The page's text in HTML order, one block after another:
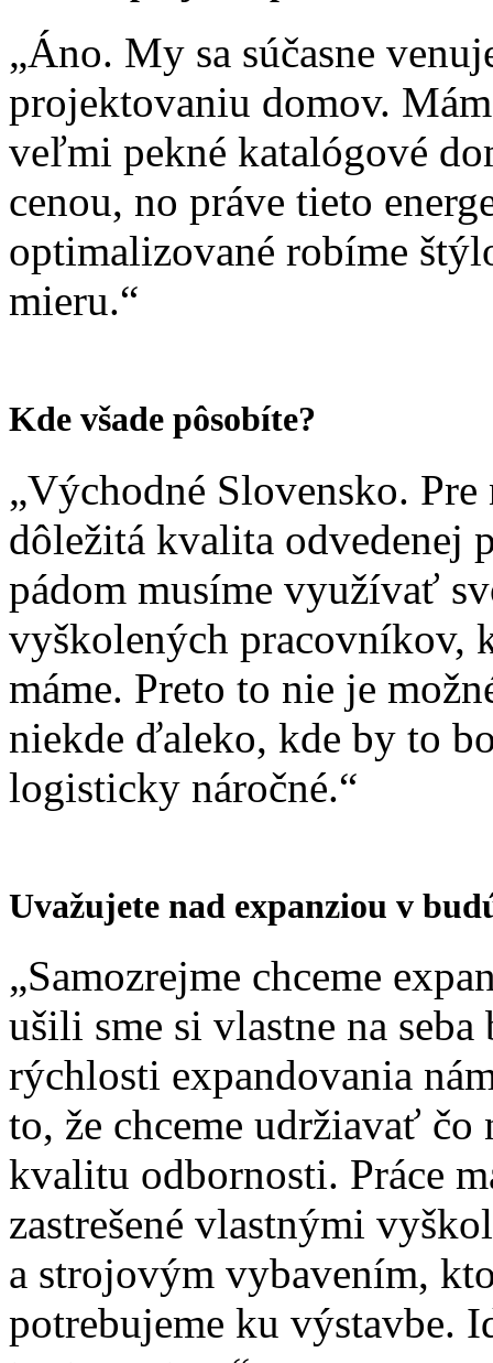
„Áno. My sa súčasne
projektovaniu domov.
veľmi pekné katalógové
cenou, no práve tieto
optimalizované robíme
mieru.“
Kde všade pôsobíte?
„Východné Slovensko. Pre
dôležitá kvalita odvedenej
pádom musíme využívať
vyškolených pracovníkov,
máme. Preto to nie je
niekde ďaleko, kde by to
logisticky náročné.“
Uvažujete nad expanziou v
„Samozrejme chceme
ušili sme si vlastne na seba
rýchlosti expandovania
to, že chceme udržiavať čo
kvalitu odbornosti. Práce
zastrešené vlastnými
a strojovým vybavením,
potrebujeme ku výstavbe.